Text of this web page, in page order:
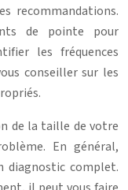
recommandations.
de pointe pour
les fréquences
conseiller sur les
de la taille de votre
En général,
diagnostic complet.